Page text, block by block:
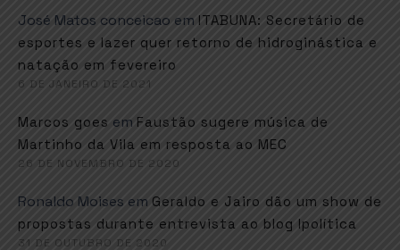
José Matos conceicao em ITABUNA: Secretário de
esportes e lazer quer retorno de hidroginástica e
natação em fevereiro
6 DE JANEIRO DE 2021
Marcos goes em Faustão sugere música de
Martinho da Vila em resposta ao MEC
26 DE NOVEMBRO DE 2020
Ronaldo Moises em Geraldo e Jairo dão um show de
propostas durante entrevista ao blog Ipolítica
31 DE OUTUBRO DE 2020